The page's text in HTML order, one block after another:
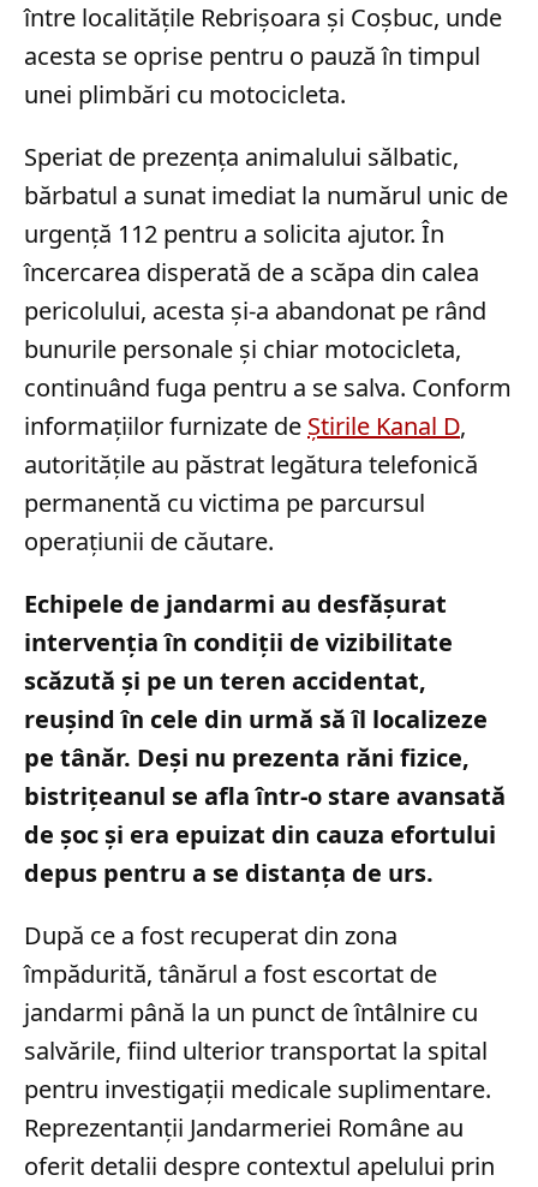
între localitățile Rebrișoara și Coșbuc, unde
acesta se oprise pentru o pauză în timpul
unei plimbări cu motocicleta.
Speriat de prezența animalului sălbatic,
bărbatul a sunat imediat la numărul unic de
urgență 112 pentru a solicita ajutor. În
încercarea disperată de a scăpa din calea
pericolului, acesta și-a abandonat pe rând
bunurile personale și chiar motocicleta,
continuând fuga pentru a se salva. Conform
informațiilor furnizate de Știrile Kanal D,
autoritățile au păstrat legătura telefonică
permanentă cu victima pe parcursul
operațiunii de căutare.
Echipele de jandarmi au desfășurat
intervenția în condiții de vizibilitate
scăzută și pe un teren accidentat,
reușind în cele din urmă să îl localizeze
pe tânăr. Deși nu prezenta răni fizice,
bistrițeanul se afla într-o stare avansată
de șoc și era epuizat din cauza efortului
depus pentru a se distanța de urs.
După ce a fost recuperat din zona
împădurită, tânărul a fost escortat de
jandarmi până la un punct de întâlnire cu
salvările, fiind ulterior transportat la spital
pentru investigații medicale suplimentare.
Reprezentanții Jandarmeriei Române au
oferit detalii despre contextul apelului prin